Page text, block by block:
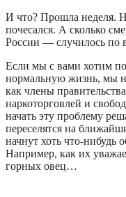
И что? Прошла неделя.
почесался. А сколько
России — случилось по
Если мы с вами хотим
нормальную жизнь, мы
как члены
наркоторговлей и
начать эту проблему
переселятся на
начнут хоть что-нибудь
Например, как их
горных овец…